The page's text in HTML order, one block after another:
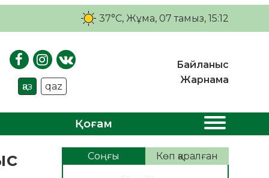
37°C, Жұма, 07 тамыз, 15:12
қаз qaz
Байланыс
Жарнама
Қоғам
Соңғы Көп қаралған